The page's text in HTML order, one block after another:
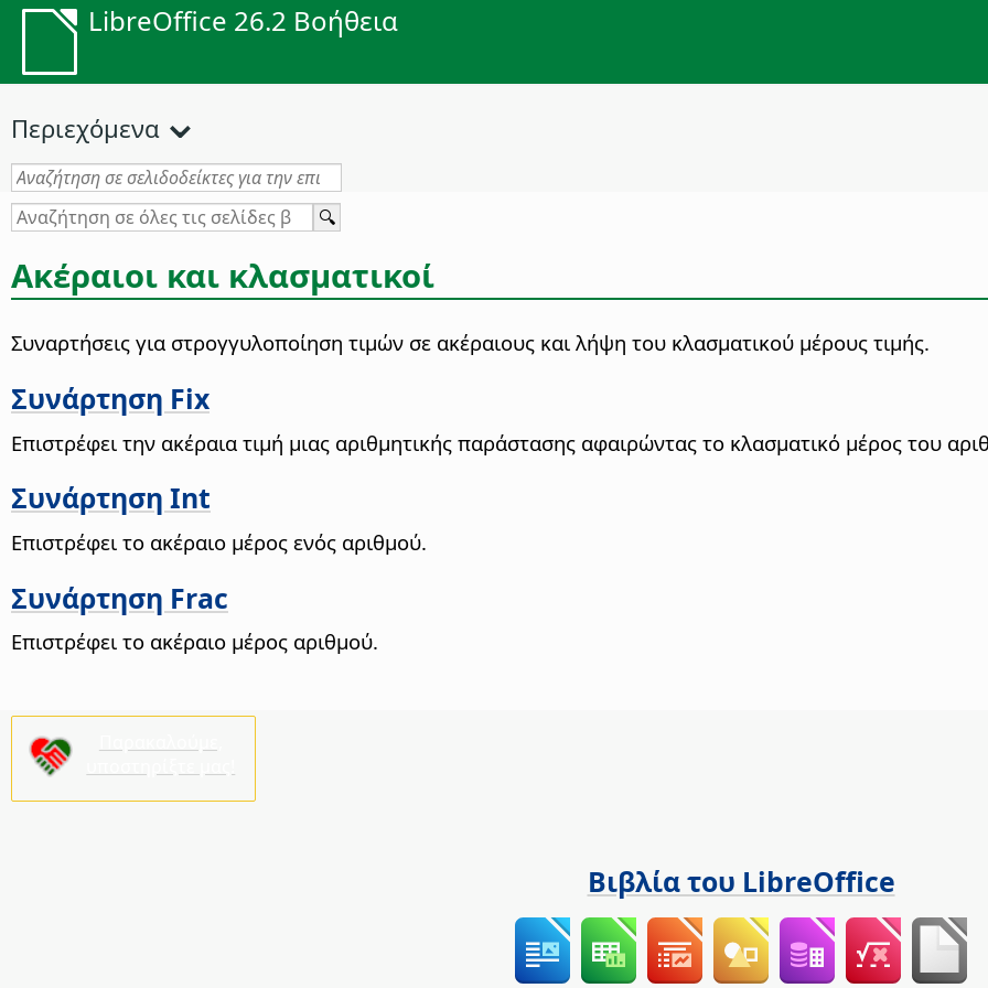
LibreOffice 26.2 Βοήθεια
Περιεχόμενα
Ακέραιοι και κλασματικοί
Συναρτήσεις για στρογγυλοποίηση τιμών σε ακέραιους και λήψη του κλασματικού μέρους τιμής.
Συνάρτηση Fix
Επιστρέφει την ακέραια τιμή μιας αριθμητικής παράστασης αφαιρώντας το κλασματικό μέρος του
Συνάρτηση Int
Επιστρέφει το ακέραιο μέρος ενός αριθμού.
Συνάρτηση Frac
Επιστρέφει το ακέραιο μέρος αριθμού.
Βιβλία του LibreOffice